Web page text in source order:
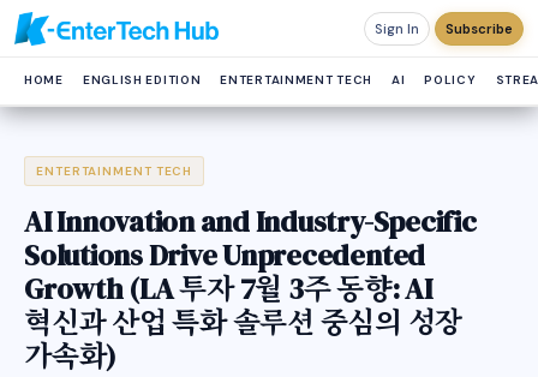
Sign In Subscribe
HOME ENGLISH EDITION ENTERTAINMENT TECH AI POLICY
ENTERTAINMENT TECH
AI Innovation and Industry-Specific
Solutions Drive Unprecedented
Growth (LA 투자 7월 3주 동향: AI
혁신과 산업 특화 솔루션 중심의 성장
가속화)